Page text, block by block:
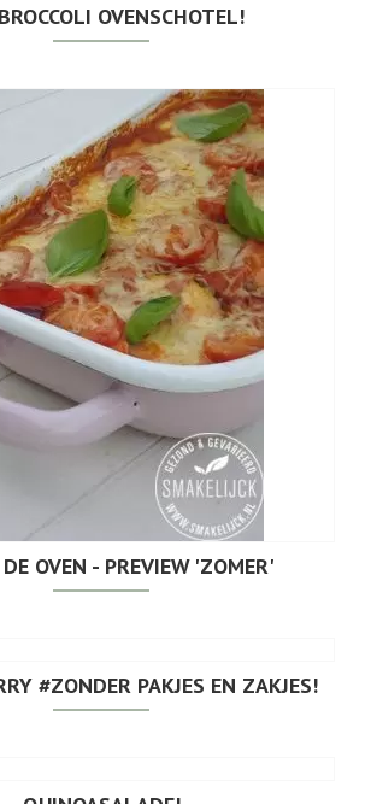
OVENSCHOTEL!
OVEN - PREVIEW 'ZOMER'
#ZONDER PAKJES EN ZAKJES!